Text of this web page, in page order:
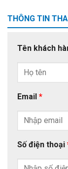
THÔNG TIN
Tên khách
Email *
Số điện thoại